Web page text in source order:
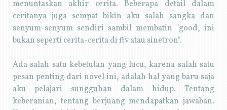
menuntaskan akhir cerita. Beberapa detail dalam
ceritanya juga sempat bikin aku salah sangka dan
senyum-senyum sendiri sambil membatin "good, ini
bukan seperti cerita-cerita di ftv atau sinetron".
Ada salah satu kebetulan yang lucu, karena salah satu
pesan penting dari novel ini, adalah hal yang baru saja
aku pelajari sungguhan dalam hidup. Tentang
keberanian, tentang berjuang mendapatkan jawaban.